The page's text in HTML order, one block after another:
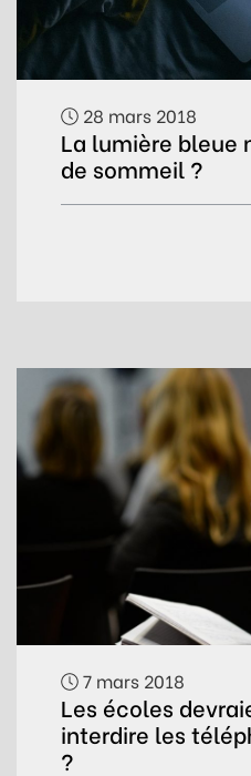
28 mars 2018
La lumière
de sommeil ?
7 mars 2018
Les écoles
interdire les
?